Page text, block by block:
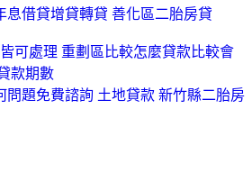
息借貸增貸轉貸 善化區二胎房貸
可處理 重劃區比較怎麼貸款比較會
款期數
問題免費諮詢 土地貸款 新竹縣二胎房